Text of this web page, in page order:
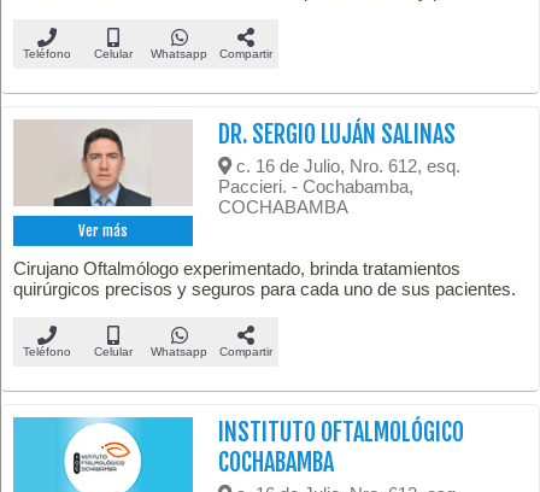
Teléfono Celular Whatsapp Compartir
Ver más
DR. SERGIO LUJÁN SALINAS
c. 16 de Julio, Nro. 612, esq.
Paccieri. - Cochabamba,
COCHABAMBA
Cirujano Oftalmólogo experimentado, brinda tratamientos
quirúrgicos precisos y seguros para cada uno de sus pacientes.
Teléfono Celular Whatsapp Compartir
INSTITUTO OFTALMOLÓGICO
COCHABAMBA